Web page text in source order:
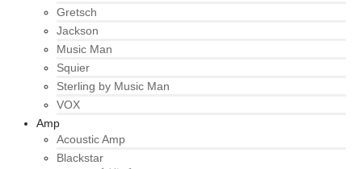
Gretsch
Jackson
Music Man
Squier
Sterling by Music Man
VOX
Amp
Acoustic Amp
Blackstar